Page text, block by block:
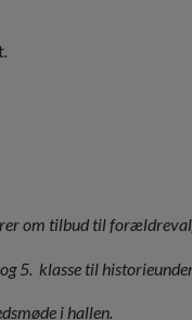
om tilbud til
5. klasse til
i hallen.